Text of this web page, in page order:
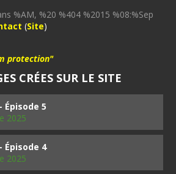
%AM, %20 %404 %2015 %08:%Sep
(Site)
protection"
CRÉES SUR LE SITE
Épisode 5
2025
Épisode 4
2025